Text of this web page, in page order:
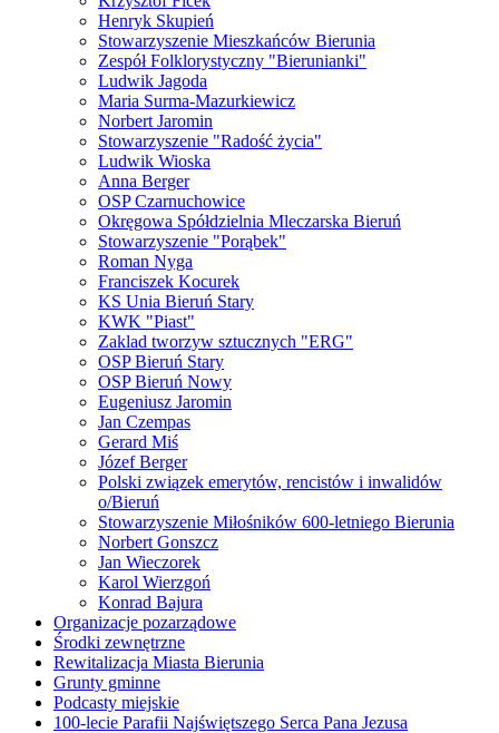
Henryk Skupień
Stowarzyszenie Mieszkańców Bierunia
Zespół Folklorystyczny "Bierunianki"
Ludwik Jagoda
Maria Surma-Mazurkiewicz
Norbert Jaromin
Stowarzyszenie "Radość życia"
Ludwik Wioska
Anna Berger
OSP Czarnuchowice
Okręgowa Spółdzielnia Mleczarska Bieruń
Stowarzyszenie "Porąbek"
Roman Nyga
Franciszek Kocurek
KS Unia Bieruń Stary
KWK "Piast"
Zaklad tworzyw sztucznych "ERG"
OSP Bieruń Stary
OSP Bieruń Nowy
Eugeniusz Jaromin
Jan Czempas
Gerard Miś
Józef Berger
Polski związek emerytów, rencistów i inwalidów
o/Bieruń
Stowarzyszenie Miłośników 600-letniego Bierunia
Norbert Gonszcz
Jan Wieczorek
Karol Wierzgoń
Konrad Bajura
Organizacje pozarządowe
Środki zewnętrzne
Rewitalizacja Miasta Bierunia
Grunty gminne
Podcasty miejskie
100-lecie Parafii Najświętszego Serca Pana Jezusa